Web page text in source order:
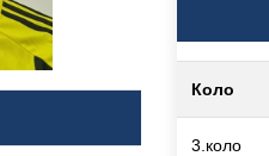
Коло
3.коло